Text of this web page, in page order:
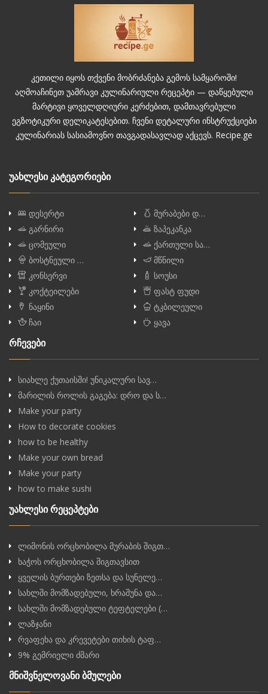
კეთილი იყოს თქვენი მობრძანება გემოს სამყაროში!
აღმოაჩინეთ უამრავი კულინარიული რეცეპტი — დაწყებული
მარტივი ყოველდღიური კერძებით, დამთავრებული
ეგზოტიკური დელიკატესებით. ჩვენი დეტალური ინსტრუქციები
კულინარიას სასიამოვნო თავგადასავლად აქცევს. Recipe.ge
უახლესი კატეგორიები
დესერტი
მურაბები დ…
გარნირი
ზაპეკანკა
ცომეული
ქართული სა…
ბოსტნეული …
მწნილი
კონსერვი
სოუსი
კოქტეილები
ფასტ ფუდი
ნაყინი
ტკბილეული
ჩაი
ყავა
რჩევები
სიახლე ქუთაისში! უნიკალური სავ…
მარილის როლის გაგება: დრო და ს…
Make your party
How to decorate cookies
how to be healthy
Make your own bread
Make your party
how to make sushi
უახლესი რეცეპტები
ლიმონის ორცხობილა მურაბის შიგთ…
ხაჭოს ორცხობილა შიგთავსით
ყველის ბურთები ზეთსა და სუნელე…
სახლში მომზადებული, ხრაშუნა და…
სახლში მომზადებული ტეფტელები (…
ლაზჯანი
რვაფეხა და კრევეტები თიხის ტაფ…
9% გემრიელი ძმარი
მნიშვნელოვანი ბმულები